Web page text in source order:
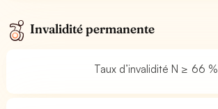
Invalidité permanente
Taux d’invalidité N ≥ 66 %